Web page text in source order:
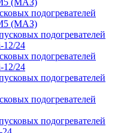
подогревателей
(МАЗ)
подогревателей
12/24
подогревателей